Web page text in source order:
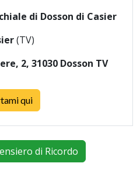
di Dosson di Casier
(TV)
2, 31030 Dosson TV
qui
di Ricordo